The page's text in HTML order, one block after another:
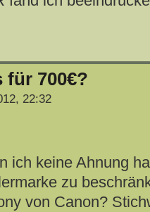
für 700€?
22:32
ich keine Ahnung
zu
von Canon?